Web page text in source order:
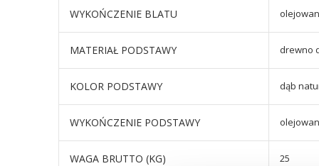
WYKOŃCZENIE BLATU
MATERIAŁ PODSTAWY drewno
KOLOR PODSTAWY dąb
WYKOŃCZENIE PODSTAWY
WAGA BRUTTO (KG) 25